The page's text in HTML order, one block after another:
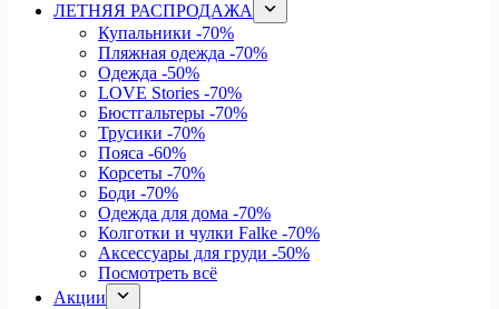
ЛЕТНЯЯ РАСПРОДАЖА
Купальники -70%
Пляжная одежда -70%
Одежда -50%
LOVE Stories -70%
Бюстгальтеры -70%
Трусики -70%
Пояса -60%
Корсеты -70%
Боди -70%
Одежда для дома -70%
Колготки и чулки Falke -70%
Аксессуары для груди -50%
Посмотреть всё
Акции